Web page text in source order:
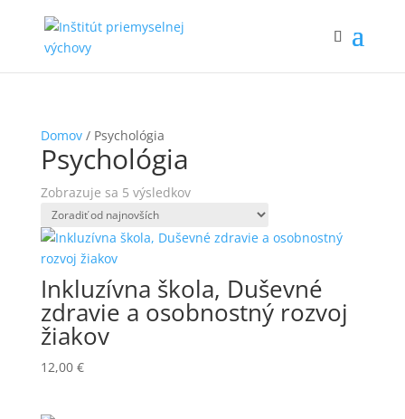
Domov/ Psychológia
Psychológia
Zobrazuje sa 5 výsledkovZoradené
najnovších
Inkluzívna škola, Duševné
zdravie a osobnostný rozvoj
žiakov
12,00 €